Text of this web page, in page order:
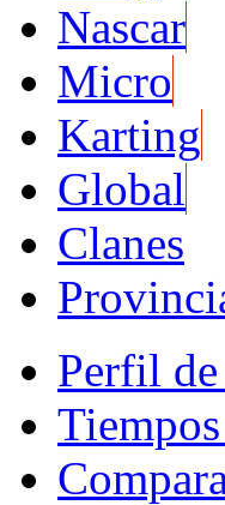
Nascar
Micro
Karting
Global
Clanes
Perfil